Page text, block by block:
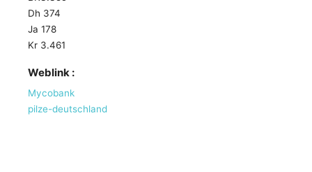
Dh 374
Ja 178
Kr 3.461
Weblink :
Mycobank
pilze-deutschland